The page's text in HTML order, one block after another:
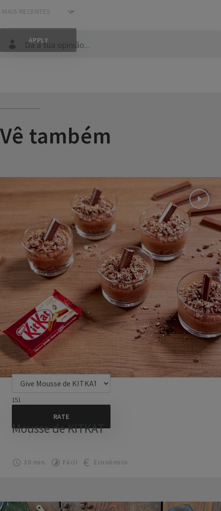
Dá a tua opinião...
Vê também
151
Mousse de KITKAT
30 min. Fácil Económico